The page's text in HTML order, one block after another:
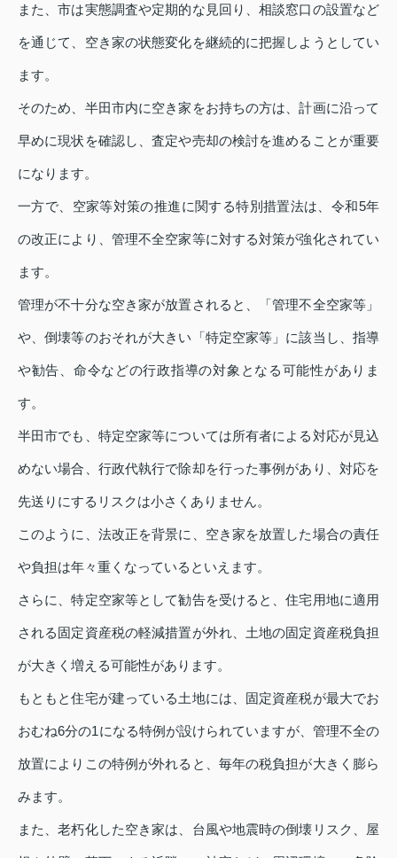
また、市は実態調査や定期的な見回り、相談窓口の設置など
を通じて、空き家の状態変化を継続的に把握しようとしてい
ます。
そのため、半田市内に空き家をお持ちの方は、計画に沿って
早めに現状を確認し、査定や売却の検討を進めることが重要
になります。
一方で、空家等対策の推進に関する特別措置法は、令和5年
の改正により、管理不全空家等に対する対策が強化されてい
ます。
管理が不十分な空き家が放置されると、「管理不全空家等」
や、倒壊等のおそれが大きい「特定空家等」に該当し、指導
や勧告、命令などの行政指導の対象となる可能性がありま
す。
半田市でも、特定空家等については所有者による対応が見込
めない場合、行政代執行で除却を行った事例があり、対応を
先送りにするリスクは小さくありません。
このように、法改正を背景に、空き家を放置した場合の責任
や負担は年々重くなっているといえます。
さらに、特定空家等として勧告を受けると、住宅用地に適用
される固定資産税の軽減措置が外れ、土地の固定資産税負担
が大きく増える可能性があります。
もともと住宅が建っている土地には、固定資産税が最大でお
おむね6分の1になる特例が設けられていますが、管理不全の
放置によりこの特例が外れると、毎年の税負担が大きく膨ら
みます。
また、老朽化した空き家は、台風や地震時の倒壊リスク、屋